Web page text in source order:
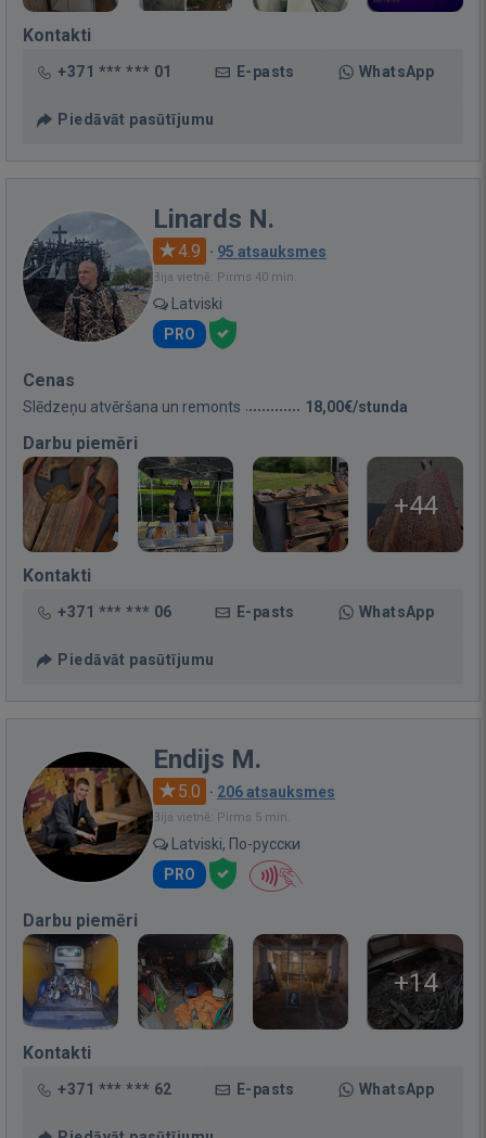
Kontakti
+371 *** *** 01 E-pasts WhatsApp
Piedāvāt pasūtījumu
Linards N.
4.9 · 95 atsauksmes
Bija vietnē: Pirms 40 min.
Latviski
PRO
Cenas
Slēdzeņu atvēršana un remonts 18,00€/stunda
Darbu piemēri
+44
Kontakti
+371 *** *** 06 E-pasts WhatsApp
Piedāvāt pasūtījumu
Endijs M.
5.0 · 206 atsauksmes
Bija vietnē: Pirms 5 min.
Latviski, По-русски
PRO
Darbu piemēri
+14
Kontakti
+371 *** *** 62 E-pasts WhatsApp